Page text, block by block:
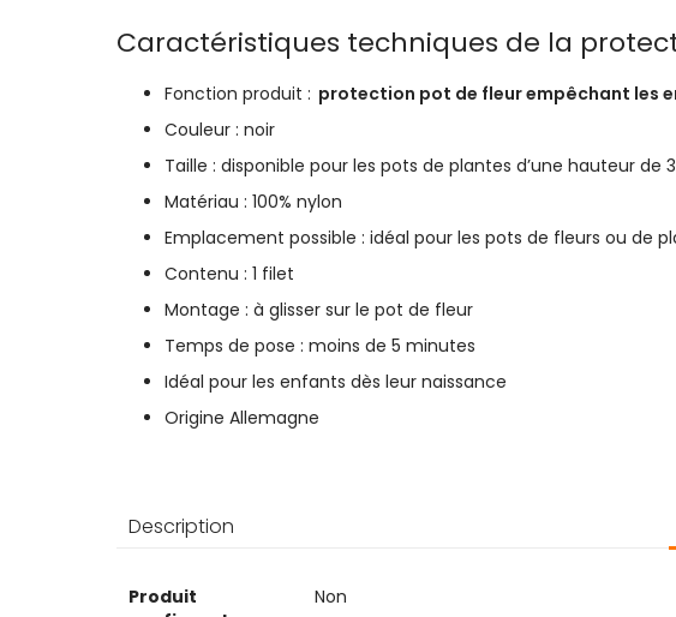
Caractéristiques techniques de la
Fonction produit : protection pot de fleur empêchant les
Couleur : noir
Taille : disponible pour les pots de plantes d’une hauteur
Matériau : 100% nylon
Emplacement possible : idéal pour les pots de fleurs ou de
Contenu : 1 filet
Montage : à glisser sur le pot de fleur
Temps de pose : moins de 5 minutes
Idéal pour les enfants dès leur naissance
Origine Allemagne
Description
d’information
Produit
Non